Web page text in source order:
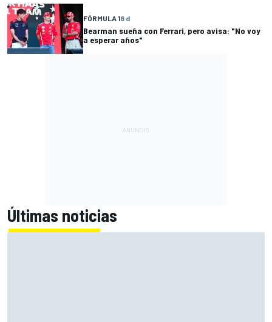
FÓRMULA 18 d
Bearman sueña con Ferrari, pero avisa: "No voy
a esperar años"
Últimas noticias